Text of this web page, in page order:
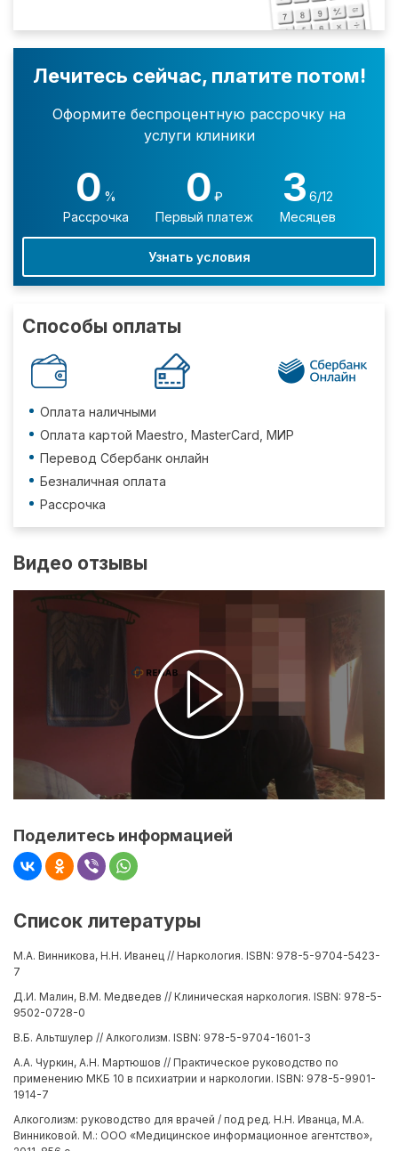
Лечитесь сейчас, платите потом!
Оформите беспроцентную рассрочку на
услуги клиники
0 %
Рассрочка
0 ₽
Первый платеж
3 6/12
Месяцев
Узнать условия
Способы оплаты
Оплата наличными
Оплата картой Maestro, MasterCard, МИР
Перевод Сбербанк онлайн
Безналичная оплата
Рассрочка
Видео отзывы
Поделитесь информацией
Список литературы
М.А. Винникова, Н.Н. Иванец // Наркология. ISBN: 978-5-9704-5423-
7
Д.И. Малин, В.М. Медведев // Клиническая наркология. ISBN: 978-5-
9502-0728-0
В.Б. Альтшулер // Алкоголизм. ISBN: 978-5-9704-1601-3
А.А. Чуркин, А.Н. Мартюшов // Практическое руководство по
применению МКБ 10 в психиатрии и наркологии. ISBN: 978-5-9901-
1914-7
Алкоголизм: руководство для врачей / под ред. Н.Н. Иванца, М.А.
Винниковой. М.: ООО «Медицинское информационное агентство»,